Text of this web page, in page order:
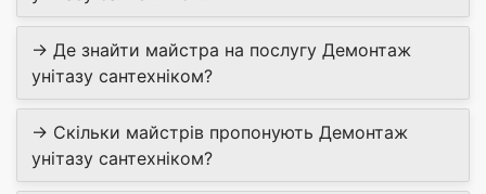
→ Де знайти майстра на послугу Демонтаж
унітазу сантехніком?
→ Скільки майстрів пропонують Демонтаж
унітазу сантехніком?